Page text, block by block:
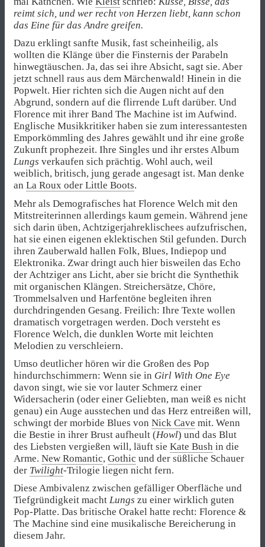
reimt sich, und wer recht von Herzen liebt, kann schon
das Eine für das Andre greifen.
Dazu erklingt sanfte Musik, fast scheinheilig, als
wollten die Klänge über die Finsternis der Parabeln
hinwegtäuschen. Ja, das sei ihre Absicht, sagt sie. Aber
jetzt schnell raus aus dem Märchenwald! Hinein in die
Popwelt. Hier richten sich die Augen nicht auf den
Abgrund, sondern auf die flirrende Luft darüber. Und
Florence mit ihrer Band The Machine ist im Aufwind.
Englische Musikkritiker haben sie zum interessantesten
Emporkömmling des Jahres gewählt und ihr eine große
Zukunft prophezeit. Ihre Singles und ihr erstes Album
Lungs verkaufen sich prächtig. Wohl auch, weil
weiblich, britisch, jung gerade angesagt ist. Man denke
an La Roux oder Little Boots.
Mehr als Demografisches hat Florence Welch mit den
Mitstreiterinnen allerdings kaum gemein. Während jene
sich darin üben, Achtzigerjahreklischees aufzufrischen,
hat sie einen eigenen eklektischen Stil gefunden. Durch
ihren Zauberwald hallen Folk, Blues, Indiepop und
Elektronika. Zwar dringt auch hier bisweilen das Echo
der Achtziger ans Licht, aber sie bricht die Synthethik
mit organischen Klängen. Streichersätze, Chöre,
Trommelsalven und Harfentöne begleiten ihren
durchdringenden Gesang. Freilich: Ihre Texte wollen
dramatisch vorgetragen werden. Doch versteht es
Florence Welch, die dunklen Worte mit leichten
Melodien zu verschleiern.
Umso deutlicher hören wir die Großen des Pop
hindurchschimmern: Wenn sie in Girl With One Eye
davon singt, wie sie vor lauter Schmerz einer
Widersacherin (oder einer Geliebten, man weiß es nicht
genau) ein Auge ausstechen und das Herz entreißen will,
schwingt der morbide Blues von Nick Cave mit. Wenn
die Bestie in ihrer Brust aufheult (Howl) und das Blut
des Liebsten vergießen will, läuft sie Kate Bush in die
Arme. New Romantic, Gothic und der süßliche Schauer
der Twilight-Trilogie liegen nicht fern.
Diese Ambivalenz zwischen gefälliger Oberfläche und
Tiefgründigkeit macht Lungs zu einer wirklich guten
Pop-Platte. Das britische Orakel hatte recht: Florence &
The Machine sind eine musikalische Bereicherung in
diesem Jahr.